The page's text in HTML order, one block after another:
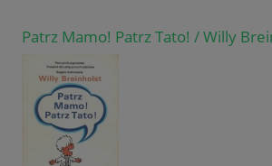
Patrz Mamo! Patrz Tato! / Willy